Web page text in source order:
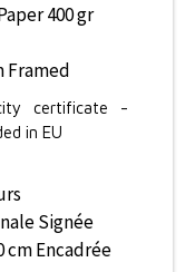
400 gr
Framed
certificate -
in EU
Signée
cm Encadrée